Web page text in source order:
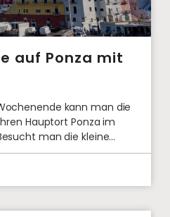
auf Ponza mit
kann man die
Hauptort Ponza im
man die kleine